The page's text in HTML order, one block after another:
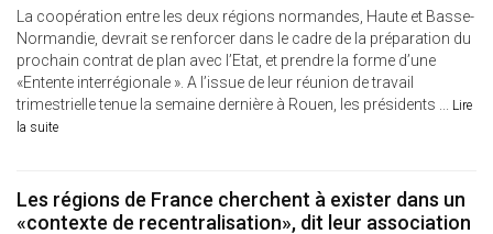
La coopération entre les deux régions normandes, Haute et Basse-
Normandie, devrait se renforcer dans le cadre de la préparation du
prochain contrat de plan avec l’Etat, et prendre la forme d’une
«Entente interrégionale ». A l’issue de leur réunion de travail
trimestrielle tenue la semaine dernière à Rouen, les présidents ... Lire
la suite
Les régions de France cherchent à exister dans un
«contexte de recentralisation», dit leur association